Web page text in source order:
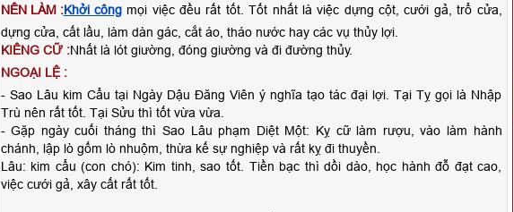
NÊN LÀM :Khởi côngmọi việc đều rất tốt. Tốt nhất là việc dựng cột, cưới gả, trổ cửa,
dựng cửa, cất lầu, làm dàn gác, cắt áo, tháo nước hay các vụ thủy lợi.
KIÊNG CỮ :Nhất là lót giường, đóng giường và đi đường thủy.
NGOẠI LỆ :
- Sao Lâu kim Cẩu tại Ngày Dậu Đăng Viên ý nghĩa tạo tác đại lợi. Tại Tỵ gọi là Nhập
Trù nên rất tốt. Tại Sửu thì tốt vừa vừa.
- Gặp ngày cuối tháng thì Sao Lâu phạm Diệt Một: Kỵ cữ làm rượu, vào làm hành
chánh, lập lò gốm lò nhuộm, thừa kế sự nghiệp và rất kỵ đi thuyền.
Lâu: kim cẩu (con chó): Kim tinh, sao tốt. Tiền bạc thì dồi dào, học hành đỗ đạt cao,
việc cưới gả, xây cất rất tốt.